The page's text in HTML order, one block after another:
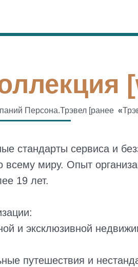
Персона.Трэвел [ранее «
стандарты сервиса и
всему миру. Опыт
19 лет.
и эксклюзивной
путешествия и